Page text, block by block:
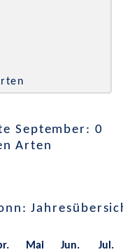
September: 0
Arten
Mai Jun. Jul.